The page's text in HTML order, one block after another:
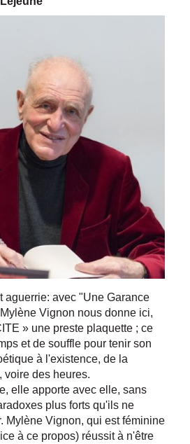
aguerrie: avec "Une Garance
Vignon nous donne ici,
» une preste plaquette ; ce
et de souffle pour tenir son
à l'existence, de la
voire des heures.
elle apporte avec elle, sans
plus forts qu'ils ne
Mylène Vignon, qui est féminine
à ce propos) réussit à n'être